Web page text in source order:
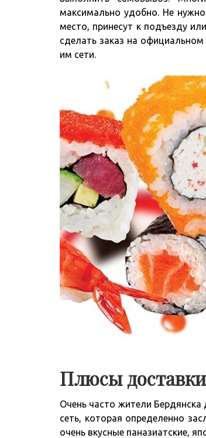
максимально удобно. Не
место, принесут к подъезду
сделать заказ на
им сети.
Плюсы
Очень часто жители
сеть, которая определенно
очень вкусные паназиатские,